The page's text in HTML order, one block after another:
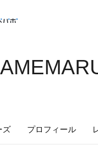
ズ プロフィール